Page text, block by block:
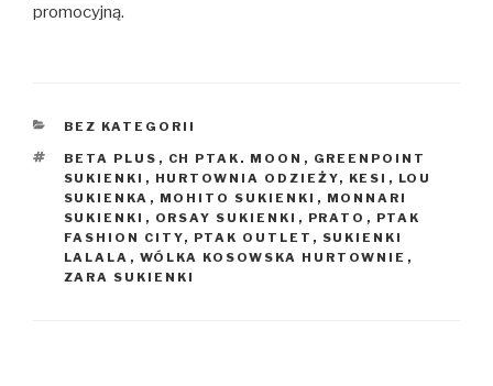
promocyjną.
KATEGORIE
BEZ KATEGORII
TAGI
BETA PLUS , CH PTAK. MOON , GREENPOINT
SUKIENKI , HURTOWNIA ODZIEŻY, KESI , LOU
SUKIENKA , MOHITO SUKIENKI , MONNARI
SUKIENKI , ORSAY SUKIENKI , PRATO , PTAK
FASHION CITY, PTAK OUTLET , SUKIENKI
LALALA , WÓLKA KOSOWSKA HURTOWNIE ,
ZARA SUKIENKI